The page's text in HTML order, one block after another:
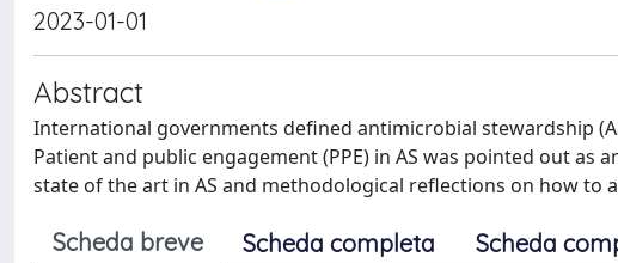
2023-01-01
Abstract
International governments defined antimicrobial stewardship
Patient and public engagement (PPE) in AS was pointed out as
state of the art in AS and methodological reflections on how to
Scheda breve Scheda completa Scheda